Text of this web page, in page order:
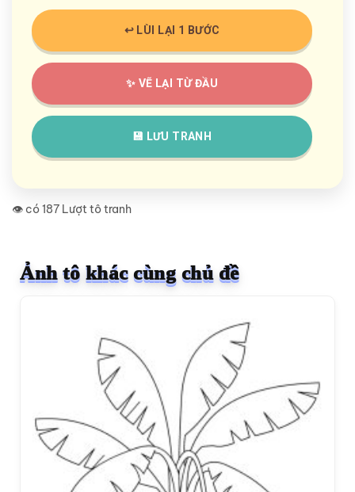
↩️ LÙI LẠI 1 BƯỚC
✨ VẼ LẠI TỪ ĐẦU
💾 LƯU TRANH
👁️ có 187 Lượt tô tranh
Ảnh tô khác cùng chủ đề